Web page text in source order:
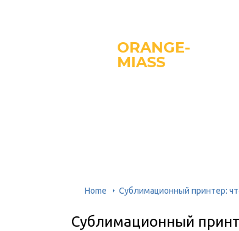
ORANGE-
MIASS
Home Сублимационный принтер:
Сублимационный